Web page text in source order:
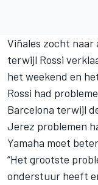
Viñales zocht naar
terwijl Rossi
het weekend en
Rossi had
Barcelona terwijl
Jerez problemen
Yamaha moet
“Het grootste
onderstuur heeft